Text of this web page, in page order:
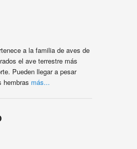
a la familia de aves de
el ave terrestre más
Pueden llegar a pesar
hembras más...